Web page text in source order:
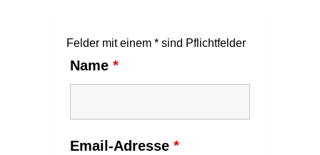
Felder mit einem * sind Pflichtfelder
Name *
Email-Adresse *